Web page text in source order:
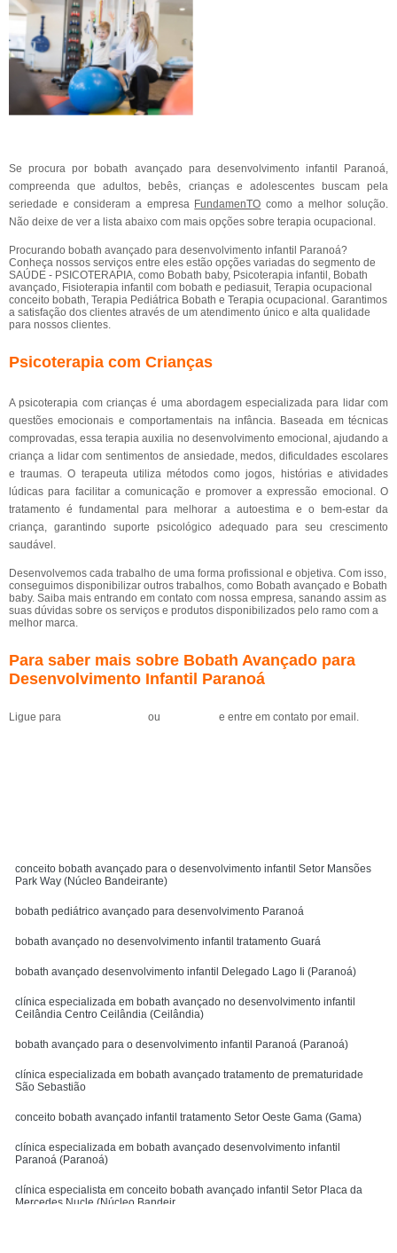
Se procura por bobath avançado para desenvolvimento infantil Paranoá,
compreenda que adultos, bebês, crianças e adolescentes buscam pela
seriedade e consideram a empresa FundamenTO como a melhor solução.
Não deixe de ver a lista abaixo com mais opções sobre terapia ocupacional.
Procurando bobath avançado para desenvolvimento infantil Paranoá?
Conheça nossos serviços entre eles estão opções variadas do segmento de
SAÚDE - PSICOTERAPIA, como Bobath baby, Psicoterapia infantil, Bobath
avançado, Fisioterapia infantil com bobath e pediasuit, Terapia ocupacional
conceito bobath, Terapia Pediátrica Bobath e Terapia ocupacional. Garantimos
a satisfação dos clientes através de um atendimento único e alta qualidade
para nossos clientes.
Psicoterapia com Crianças
A psicoterapia com crianças é uma abordagem especializada para lidar com
questões emocionais e comportamentais na infância. Baseada em técnicas
comprovadas, essa terapia auxilia no desenvolvimento emocional, ajudando a
criança a lidar com sentimentos de ansiedade, medos, dificuldades escolares
e traumas. O terapeuta utiliza métodos como jogos, histórias e atividades
lúdicas para facilitar a comunicação e promover a expressão emocional. O
tratamento é fundamental para melhorar a autoestima e o bem-estar da
criança, garantindo suporte psicológico adequado para seu crescimento
saudável.
Desenvolvemos cada trabalho de uma forma profissional e objetiva. Com isso,
conseguimos disponibilizar outros trabalhos, como Bobath avançado e Bobath
baby. Saiba mais entrando em contato com nossa empresa, sanando assim as
suas dúvidas sobre os serviços e produtos disponibilizados pelo ramo com a
melhor marca.
Para saber mais sobre Bobath Avançado para
Desenvolvimento Infantil Paranoá
Ligue para ou e entre em contato por email.
conceito bobath avançado para o desenvolvimento infantil Setor Mansões
Park Way (Núcleo Bandeirante)
bobath pediátrico avançado para desenvolvimento Paranoá
bobath avançado no desenvolvimento infantil tratamento Guará
bobath avançado desenvolvimento infantil Delegado Lago Ii (Paranoá)
clínica especializada em bobath avançado no desenvolvimento infantil
Ceilândia Centro Ceilândia (Ceilândia)
bobath avançado para o desenvolvimento infantil Paranoá (Paranoá)
clínica especializada em bobath avançado tratamento de prematuridade
São Sebastião
conceito bobath avançado infantil tratamento Setor Oeste Gama (Gama)
clínica especializada em bobath avançado desenvolvimento infantil
Paranoá (Paranoá)
clínica especialista em conceito bobath avançado infantil Setor Placa da
Mercedes Nucle (Núcleo Bandeir